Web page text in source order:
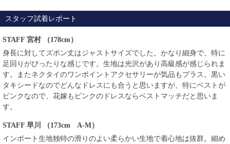
スタッフ試着レポート
STAFF 宮村
（178cm）
身長に対してズボン丈はジャストサイズでした。かなり細身で、特に
足回りがぴったりな感じです。生地は光沢があり高級感が感じられま
す。またネクタイのワンポイントアクセサリーが気品もプラス。黒い
タキシードなのでどんなドレスにも合うと思いますが、特にベストが
ピンクなので、花嫁もピンクのドレスならベストマッチだと思いま
す。
STAFF 早川
（173cm A-M）
インポート生地独特の滑りのよい柔らかい生地で着心地は抜群。細め